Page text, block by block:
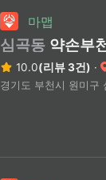
마맵
심곡동 약손부
10.0(리뷰 3건) ·
경기도 부천시 원미구